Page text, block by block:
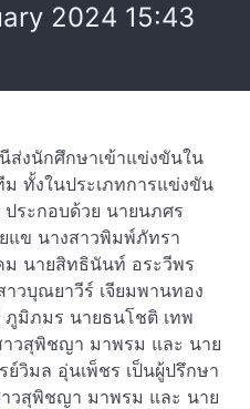
2024 15:43
ส่งนักศึกษาเข้าแข่งขันใน
ทั้งในประเภทการแข่งขัน
ระกอบด้วย นายนภศร
แข นางสาวพิมพ์ภัทรา
นายสิทธินันท์ อระวีพร
วบุณยาวีร์ เจียมพานทอง
มิภมร นายธนโชติ เทพ
วสุพิชญา มาพรม และ นาย
วิมล อุ่นเพ็ชร เป็นผู้ปรึกษา
วสุพิชญา มาพรม และ นาย